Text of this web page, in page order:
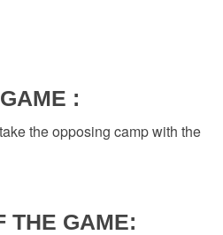
:
the opposing camp with the
THE GAME: